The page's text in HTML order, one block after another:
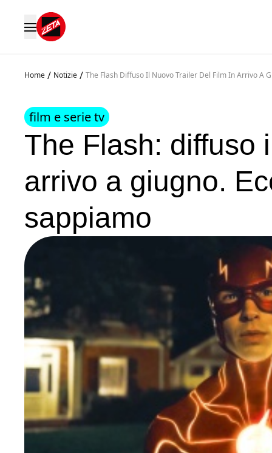
Home / Notizie / The Flash Diffuso Il Nuovo Trailer Del Film In Arrivo A
film e serie tv
The Flash: diffuso
arrivo a giugno.
sappiamo